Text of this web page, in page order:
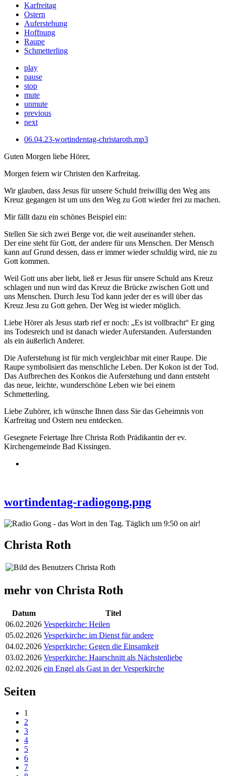
Karfreitag
Ostern
Auferstehung
Hoffnung
Raupe
Schmetterling
play
pause
stop
mute
unmute
previous
next
06.04.23-wortindentag-christaroth.mp3
Guten Morgen liebe Hörer,
Morgen feiern wir Christen den Karfreitag.
Wir glauben, dass Jesus für unsere Schuld freiwillig den Weg ans
Kreuz gegangen ist um uns den Weg zu Gott wieder frei zu machen.
Mir fällt dazu ein schönes Beispiel ein:
Stellen Sie sich zwei Berge vor, die weit auseinander stehen.
Der eine steht für Gott, der andere für uns Menschen. Der Mensch
kann auf Grund dessen, dass er immer wieder schuldig wird, nie zu
Gott kommen.
Weil Gott uns aber liebt, ließ er Jesus für unsere Schuld ans Kreuz
schlagen und nun wird das Kreuz die Brücke zwischen Gott und
uns Menschen. Durch Jesu Tod kann jeder der es will über das
Kreuz Jesu zu Gott gehen. Der Weg ist wieder möglich.
Liebe Hörer als Jesus starb rief er noch: „Es ist vollbracht“ Er ging
ins Todesreich und ist danach wieder Auferstanden. Auferstanden
als ein äußerlich Anderer.
Die Auferstehung ist für mich vergleichbar mit einer Raupe. Die
Raupe symbolisiert das menschliche Leben. Der Kokon ist der Tod.
Das Aufbrechen des Konkos die Auferstehung und dann entsteht
das neue, leichte, wunderschöne Leben wie bei einem
Schmetterling.
Liebe Zuhörer, ich wünsche Ihnen dass Sie das Geheimnis von
Karfreitag und Ostern neu entdecken.
Gesegnete Feiertage Ihre Christa Roth Prädikantin der ev.
Kirchengemeinde Bad Kissingen.
wortindentag-radiogong.png
Christa Roth
mehr von Christa Roth
Datum
Titel
06.02.2026 Vesperkirche: Heilen
05.02.2026 Vesperkirche: im Dienst für andere
04.02.2026 Vesperkirche: Gegen die Einsamkeit
03.02.2026 Vesperkirche: Haarschnitt als Nächstenliebe
02.02.2026 ein Engel als Gast in der Vesperkirche
Seiten
1
2
3
4
5
6
7